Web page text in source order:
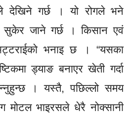
देखिने गर्छ । यो रोगले भने
सुकेर जाने गर्छ । किसान एवं
भनाइ छ । “यसका
ड्याङ बनाएर खेती गर्दा
। यस्तै, पछिल्लो समय
मोटल भाइरसले धेरै नोक्सानी